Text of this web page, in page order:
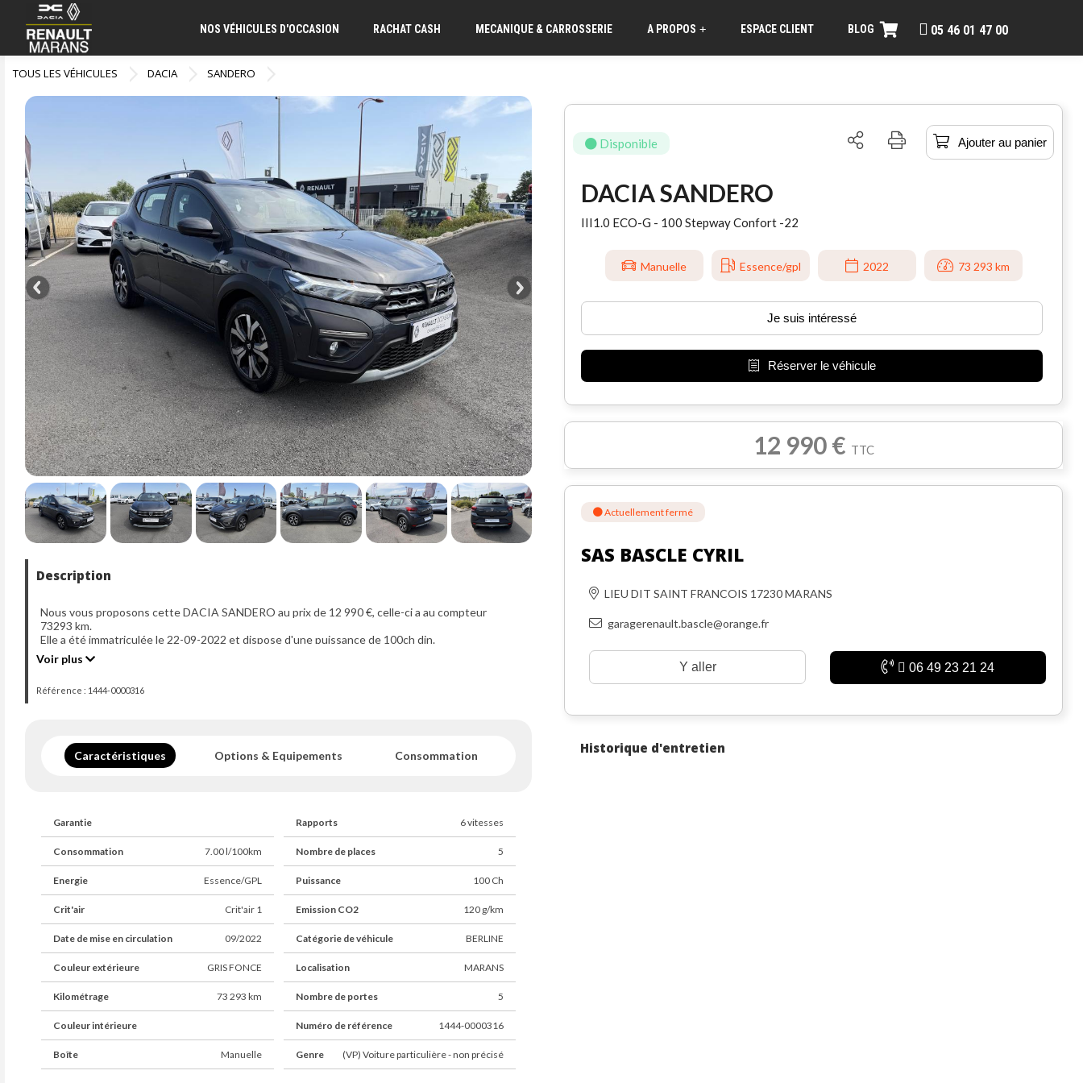
NOS VÉHICULES D'OCCASION RACHAT CASH MECANIQUE & CARROSSERIE +
A PROPOS ESPACE CLIENT BLOG 05 46 01 47 00
TOUS LES VÉHICULES DACIA SANDERO
Description
Nous vous proposons cette DACIA SANDERO au prix de 12 990 €, celle-ci a au compteur
73293 km.
Elle a été immatriculée le 22-09-2022 et dispose d'une puissance de 100ch din.
Voir plus
Référence : 1444-0000316
Caractéristiques Options & Equipements Consommation
Garantie
Consommation 7.00 l/100km
Energie Essence/GPL
Crit'air Crit'air 1
Date de mise en circulation 09/2022
Couleur extérieure GRIS FONCE
Kilométrage 73 293 km
Couleur intérieure
Boîte Manuelle
Rapports 6 vitesses
Nombre de places 5
Puissance 100 Ch
Emission CO2 120 g/km
Catégorie de véhicule BERLINE
Localisation MARANS
Nombre de portes 5
Numéro de référence 1444-0000316
Genre (VP) Voiture particulière - non précisé
Disponible Ajouter au panier
DACIA SANDERO
III1.0 ECO-G - 100 Stepway Confort -22
Manuelle Essence/gpl 2022 73 293 km
Je suis intéressé
Réserver le véhicule
12 990 € TTC
Actuellement fermé
SAS BASCLE CYRIL
LIEU DIT SAINT FRANCOIS 17230 MARANS
garagerenault.bascle@orange.fr
Y aller 06 49 23 21 24
Historique d'entretien